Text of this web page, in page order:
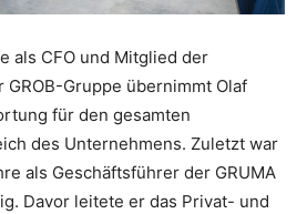
als CFO und Mitglied der
Gruppe übernimmt Olaf
für den gesamten
des Unternehmens. Zuletzt war
als Geschäftsführer der GRUMA
Davor leitete er das Privat- und